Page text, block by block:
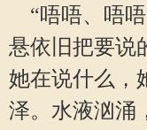
“唔唔、唔
悬依旧把要说
她在说什么，
泽。水液汹涌